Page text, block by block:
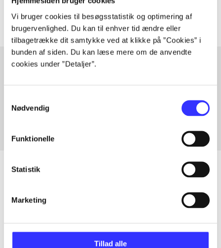
Vi bruger cookies til besøgsstatistik og optimering af
brugervenlighed. Du kan til enhver tid ændre eller
tilbagetrække dit samtykke ved at klikke på ”Cookies” i
bunden af siden. Du kan læse mere om de anvendte
cookies under ”Detaljer”.
Nødvendig
Funktionelle
Statistik
Marketing
Tillad alle
Artikler